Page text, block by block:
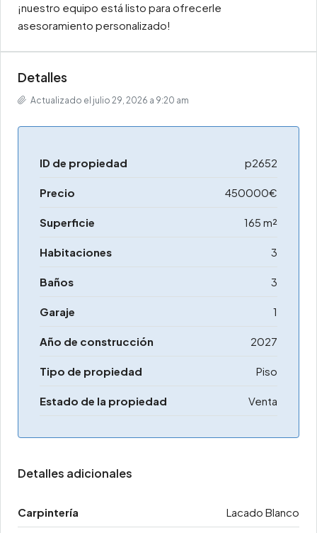
¡nuestro equipo está listo para ofrecerle
asesoramiento personalizado!
Detalles
Actualizado el julio 29, 2026 a 9:20 am
ID de propiedad p2652
Precio 450000€
Superficie 165 m²
Habitaciones 3
Baños 3
Garaje 1
Año de construcción 2027
Tipo de propiedad Piso
Estado de la propiedad Venta
Detalles adicionales
Carpintería Lacado Blanco